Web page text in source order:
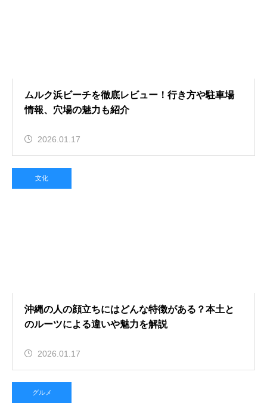
ムルク浜ビーチを徹底レビュー！行き方や駐車場
情報、穴場の魅力も紹介
2026.01.17
文化
沖縄の人の顔立ちにはどんな特徴がある？本土と
のルーツによる違いや魅力を解説
2026.01.17
グルメ